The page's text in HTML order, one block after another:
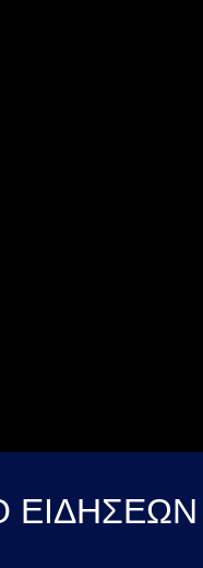
ΕΙΔΗΣΕΩΝ